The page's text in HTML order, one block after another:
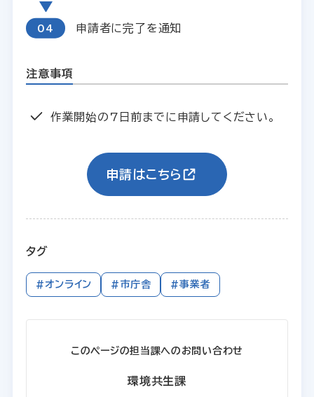
申請者に完了を通知
注意事項
作業開始の7日前までに申請してください。
申請はこちら
タグ
#オンライン #市庁舎 #事業者
このページの担当課へのお問い合わせ
環境共生課